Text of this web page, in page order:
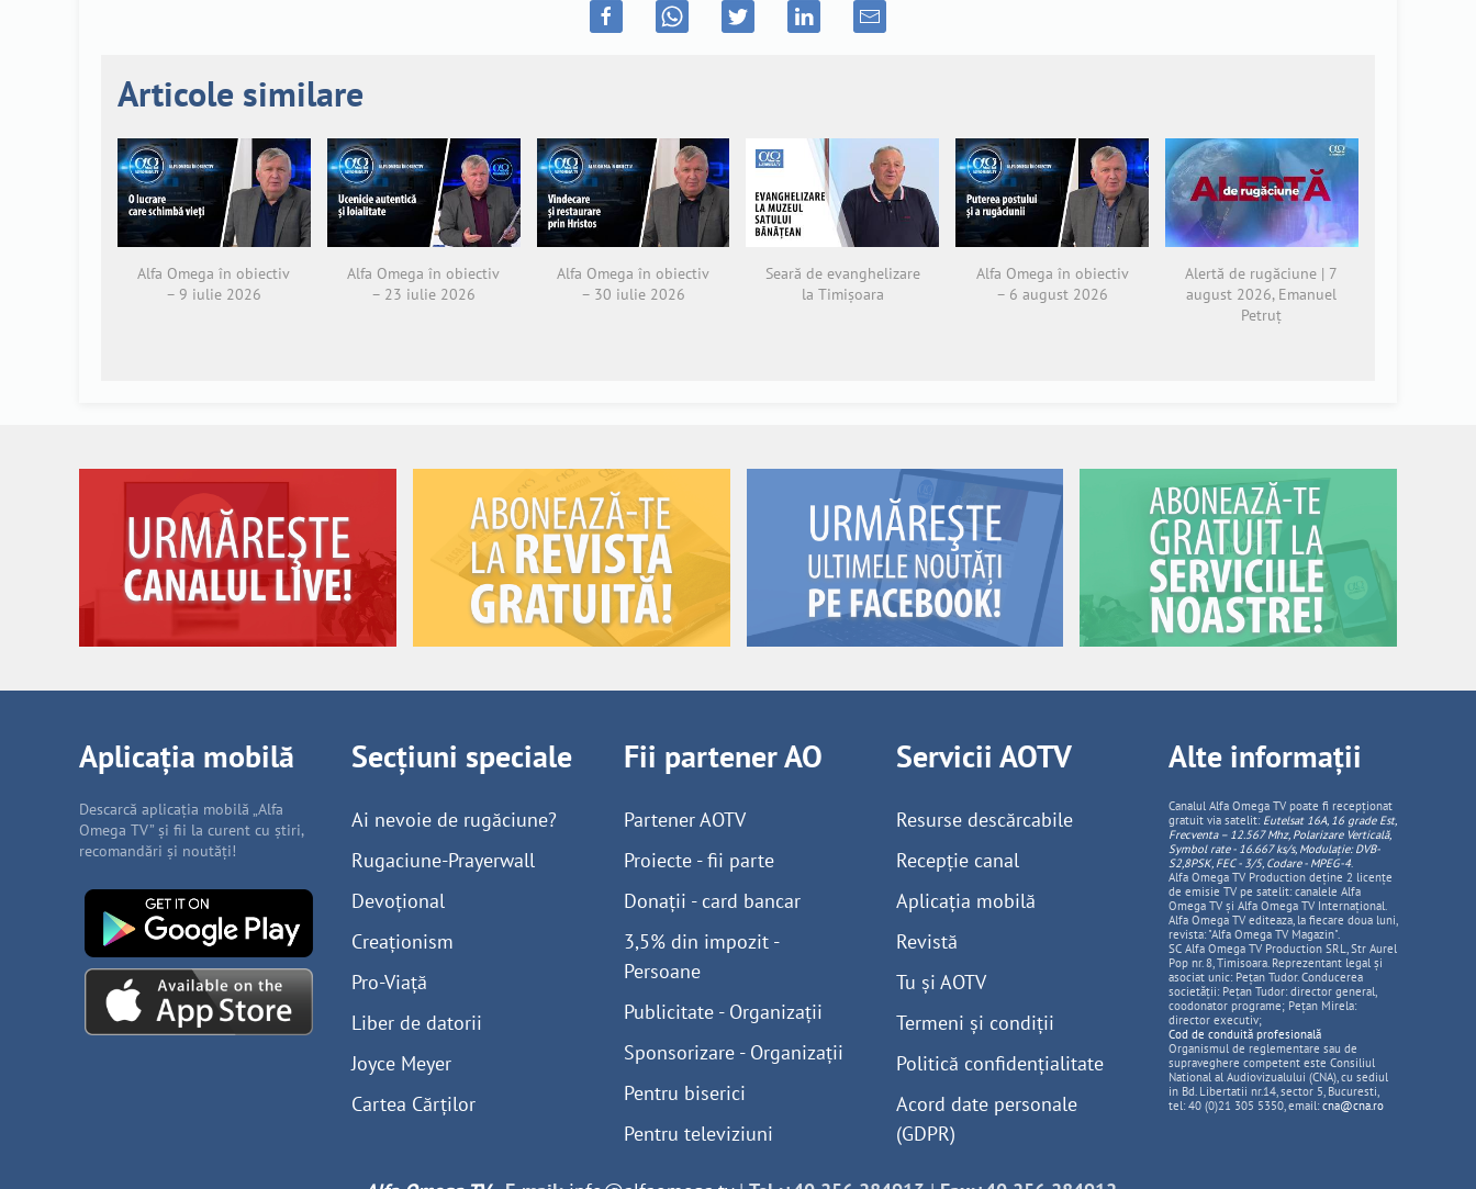
Articole similare
Alfa Omega în obiectiv
– 9 iulie 2026
Alfa Omega în obiectiv
– 23 iulie 2026
Alfa Omega în obiectiv
– 30 iulie 2026
Seară de evanghelizare
la Timișoara
Alfa Omega în obiectiv
– 6 august 2026
Alertă de rugăciune | 7
august 2026, Emanuel
Petruț
Aplicația mobilă
Descarcă aplicația mobilă „Alfa
Omega TV” și fii la curent cu știri,
recomandări și noutăți!
Secțiuni speciale
Ai nevoie de rugăciune?
Rugaciune-Prayerwall
Devoțional
Creaționism
Pro-Viață
Liber de datorii
Joyce Meyer
Cartea Cărților
Fii partener AO
Partener AOTV
Proiecte - fii parte
Donații - card bancar
3,5% din impozit -
Persoane
Publicitate - Organizații
Sponsorizare - Organizații
Pentru biserici
Pentru televiziuni
Servicii AOTV
Resurse descărcabile
Recepție canal
Aplicația mobilă
Revistă
Tu și AOTV
Termeni și condiții
Politică confidențialitate
Acord date personale
(GDPR)
Alte informații
Canalul Alfa Omega TV poate fi recepționat
gratuit via satelit: Eutelsat 16A, 16 grade Est,
Frecventa – 12.567 Mhz, PolarizareVerticală,
Symbol rate - 16.667 ks/s, Modulație: DVB-
S2,8PSK, FEC - 3/5, Codare - MPEG-4.
Alfa Omega TV Production deține 2 licențe
de emisie TV pe satelit: canalele Alfa
Omega TV și Alfa Omega TV Internațional.
Alfa Omega TV editeaza, la fiecare doua luni,
revista: "Alfa Omega TV Magazin".
SC Alfa Omega TV Production SRL, Str Aurel
Pop nr. 8, Timisoara. Reprezentant legal și
asociat unic: Pețan Tudor. Conducerea
societății: Pețan Tudor: director general,
coodonator programe; Pețan Mirela:
director executiv;
Cod de conduită profesională
Organismul de reglementare sau de
supraveghere competent este Consiliul
National al Audiovizualului (CNA), cu sediul
in Bd. Libertatii nr.14, sector 5, Bucuresti,
tel: 40 (0)21 305 5350, email: cna@cna.ro